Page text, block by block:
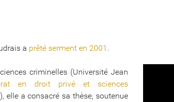
a prêté serment en 2001 .
criminelles (Université Jean
en droit privé et sciences
elle a consacré sa thèse, soutenue